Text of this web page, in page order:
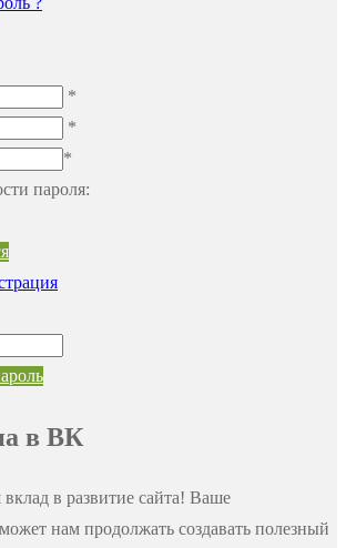
*
*
*
пароля:
в ВК
в развитие сайта! Ваше
нам продолжать создавать полезный